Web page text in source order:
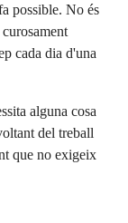
possible. No és
cada dia d'una
alguna cosa
del treball
que no exigeix